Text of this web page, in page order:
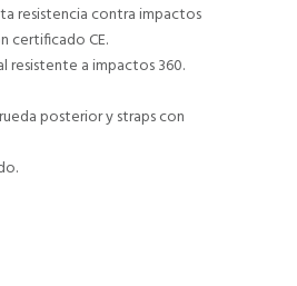
resistencia contra impactos
certificado CE.
resistente a impactos 360.
posterior y straps con